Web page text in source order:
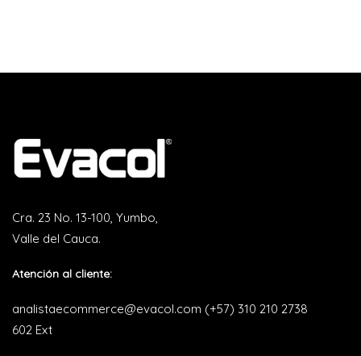
Cra. 23 No. 13-100, Yumbo,
Valle del Cauca.
Atención al cliente:
analistaecommerce@evacol.com (+57) 310 210 2738
602 Ext